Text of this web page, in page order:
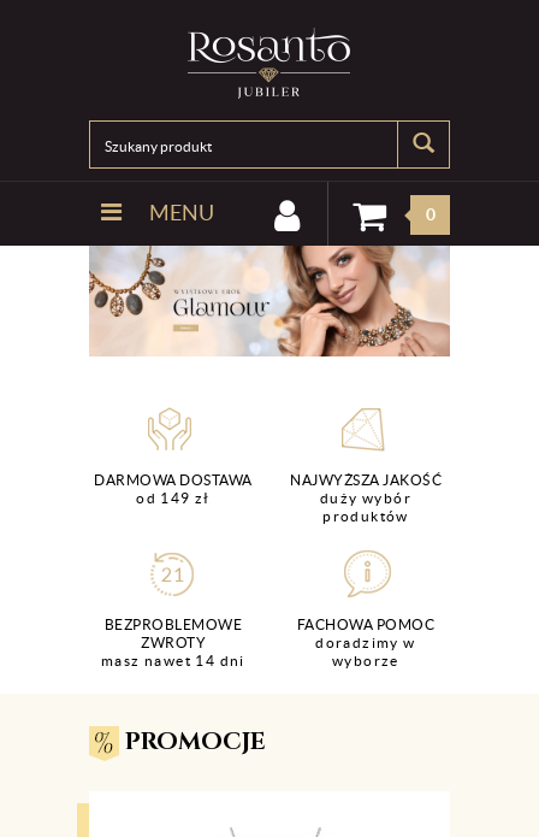
MENU 0
DARMOWA DOSTAWA
od 149 zł
NAJWYŻSZA JAKOŚĆ
duży wybór
produktów
BEZPROBLEMOWE
ZWROTY
masz nawet 14 dni
FACHOWA POMOC
doradzimy w
wyborze
PROMOCJE